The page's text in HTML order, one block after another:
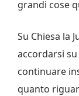
grandi cose
Su Chiesa la
accordarsi
continuare
quanto